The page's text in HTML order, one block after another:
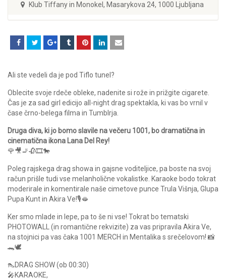
Klub Tiffany in Monokel, Masarykova 24, 1000 Ljubljana
Ali ste vedeli da je pod Tiflo tunel?
Oblecite svoje rdeče obleke, nadenite si rože in prižgite cigarete.
Čas je za sad girl edicijo all-night drag spektakla, ki vas bo vrnil v
čase črno-belega filma in Tumblrja.
Druga diva, ki jo bomo slavile na večeru 1001, bo dramatična in
cinematična ikona Lana Del Rey!
🌹🎥🚬🥀🎞🐎
Poleg rajskega drag showa in gajsne voditeljice, pa boste na svoj
račun prišle tudi vse melanholične vokalistke. Karaoke bodo tokrat
moderirale in komentirale naše cimetove punce Trula Višnja, Glupa
Pupa Kunt in Akira Ve!🎙️🫦
Ker smo mlade in lepe, pa to še ni vse! Tokrat bo tematski
PHOTOWALL (in romantične rekvizite) za vas pripravila Akira Ve,
na stojnici pa vas čaka 1001 MERCH in Mentalika s srečelovom! 📸
🐊🕊️
👠DRAG SHOW (ob 00:30)
🎤KARAOKE,